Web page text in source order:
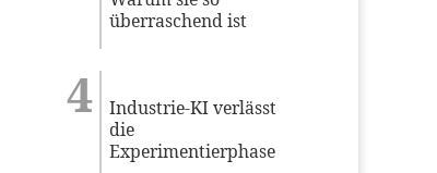
überraschend ist
Industrie-KI verlässt
die
Experimentierphase